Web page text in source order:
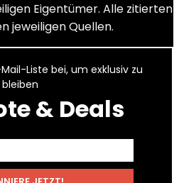
Eigentümer. Alle zitierten
jeweiligen Quellen.
Liste bei, um exklusiv zu
bleiben
& Deals